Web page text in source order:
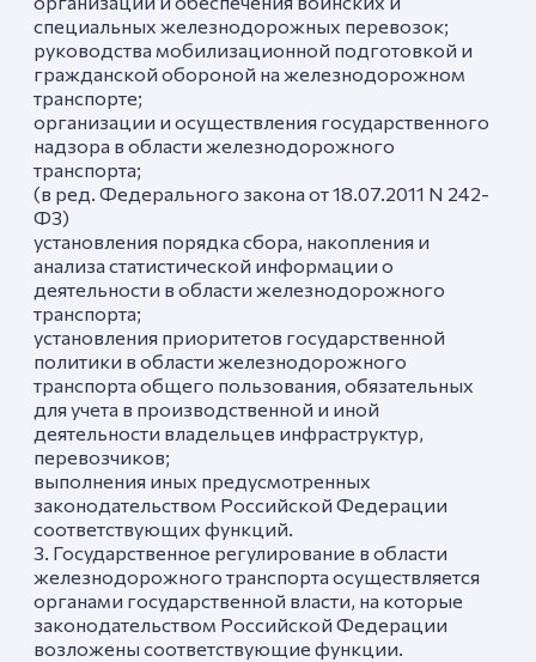
специальных железнодорожных перевозок;
руководства мобилизационной подготовкой и
гражданской обороной на железнодорожном
транспорте;
организации и осуществления государственного
надзора в области железнодорожного
транспорта;
(в ред. Федерального закона от 18.07.2011 N 242-
ФЗ)
установления порядка сбора, накопления и
анализа статистической информации о
деятельности в области железнодорожного
транспорта;
установления приоритетов государственной
политики в области железнодорожного
транспорта общего пользования, обязательных
для учета в производственной и иной
деятельности владельцев инфраструктур,
перевозчиков;
выполнения иных предусмотренных
законодательством Российской Федерации
соответствующих функций.
3. Государственное регулирование в области
железнодорожного транспорта осуществляется
органами государственной власти, на которые
законодательством Российской Федерации
возложены соответствующие функции.